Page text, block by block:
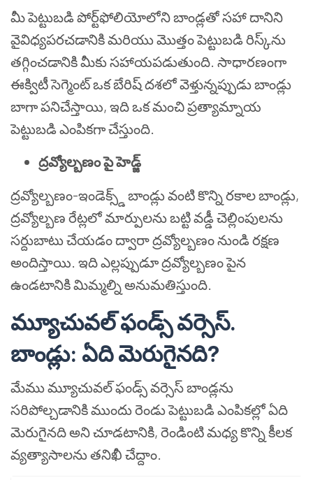
మీ పెట్టుబడి పోర్ట్‌ఫోలియోలోని బాండ్లతో సహా దానిని
వైవిధ్యపరచడానికి మరియు మొత్తం పెట్టుబడి రిస్క్‌ను
తగ్గించడానికి మీకు సహాయపడుతుంది. సాధారణంగా
ఈక్విటీ సెగ్మెంట్ ఒక బేరిష్ దశలో వెళ్తున్నప్పుడు బాండ్లు
బాగా పనిచేస్తాయి, ఇది ఒక మంచి ప్రత్యామ్నాయ
పెట్టుబడి ఎంపికగా చేస్తుంది.
ద్రవ్యోల్బణం పై హెడ్జ్
ద్రవ్యోల్బణం-ఇండెక్స్డ్ బాండ్లు వంటి కొన్ని రకాల బాండ్లు,
ద్రవ్యోల్బణ రేట్లలో మార్పులను బట్టి వడ్డీ చెల్లింపులను
సర్దుబాటు చేయడం ద్వారా ద్రవ్యోల్బణం నుండి రక్షణ
అందిస్తాయి. ఇది ఎల్లప్పుడూ ద్రవ్యోల్బణం పైన
ఉండటానికి మిమ్మల్ని అనుమతిస్తుంది.
మ్యూచువల్ ఫండ్స్ వర్సెస్.
బాండ్లు: ఏది మెరుగైనది?
మేము మ్యూచువల్ ఫండ్స్ వర్సెస్ బాండ్లను
సరిపోల్చడానికి ముందు రెండు పెట్టుబడి ఎంపికల్లో ఏది
మెరుగైనది అని చూడటానికి, రెండింటి మధ్య కొన్ని కీలక
వ్యత్యాసాలను తనిఖీ చేద్దాం.